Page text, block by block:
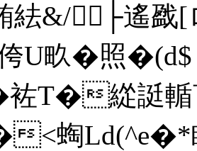
紶&/├遙戤
U畂�照
T�緃誔輴
蜪Ld(^e�*